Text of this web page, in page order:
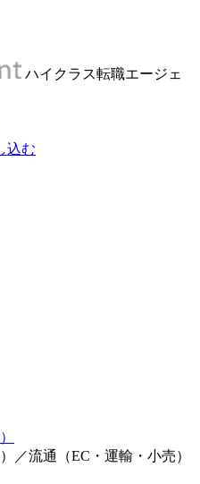
ハイクラス転職エージェ
込む
／流通（EC・運輸・小売）